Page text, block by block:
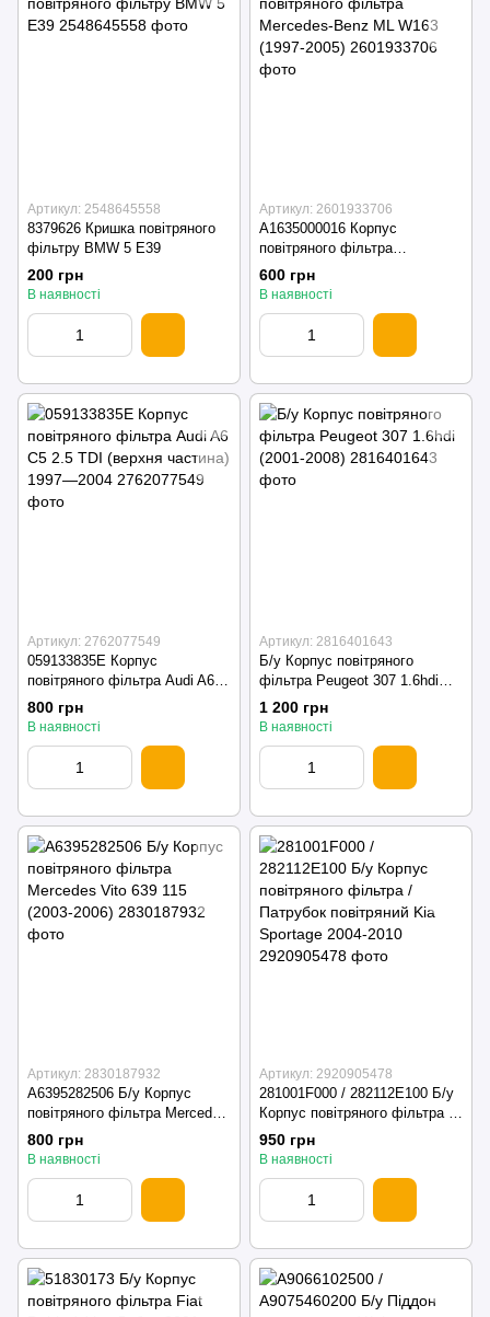
Артикул: 2548645558
8379626 Кришка повітряного
фільтру BMW 5 E39
200 грн
В наявності
Артикул: 2601933706
A1635000016 Корпус
повітряного фільтра
Mercedes-Benz ML W163
(1997-2005)
600 грн
В наявності
Артикул: 2762077549
059133835E Корпус
повітряного фільтра Audi A6
C5 2.5 TDI (верхня частина)
1997—2004
800 грн
В наявності
Артикул: 2816401643
Б/у Корпус повітряного
фільтра Peugeot 307 1.6hdi
(2001-2008)
1 200 грн
В наявності
Артикул: 2830187932
A6395282506 Б/у Корпус
повітряного фільтра Mercedes
Vito 639 115 (2003-2006)
800 грн
В наявності
Артикул: 2920905478
281001F000 / 282112E100 Б/у
Корпус повітряного фільтра /
Патрубок повітряний Kia
Sportage 2004-2010
950 грн
В наявності